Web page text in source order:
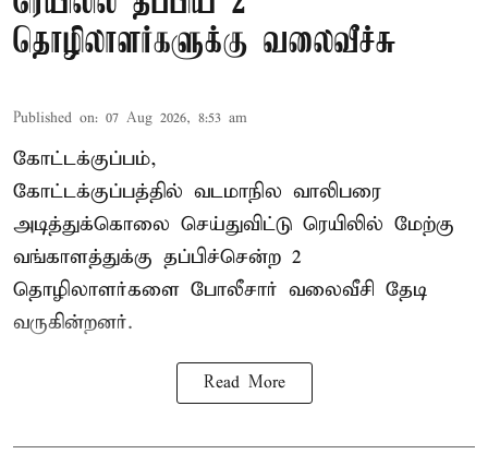
தொழிலாளர்களுக்கு வலைவீச்சு
Published on: 07 Aug 2026, 8:53 am
கோட்டக்குப்பம்,
கோட்டக்குப்பத்தில் வடமாநில வாலிபரை
அடித்துக்கொலை செய்துவிட்டு ரெயிலில் மேற்கு
வங்காளத்துக்கு தப்பிச்சென்ற 2
தொழிலாளர்களை போலீசார் வலைவீசி தேடி
வருகின்றனர்.
Read More